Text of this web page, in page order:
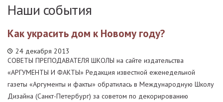
Наши события
Как украсить дом к Новому году?
24 декабря 2013
СОВЕТЫ ПРЕПОДАВАТЕЛЯ ШКОЛЫ на сайте издательства
«АРГУМЕНТЫ И ФАКТЫ» Редакция известной еженедельной
газеты «Аргументы и факты» обратилась в Международную Школу
Дизайна (Санкт-Петербург) за советом по декорированию